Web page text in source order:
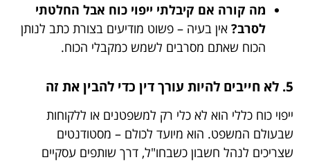
מה קורה אם קיבלתי ייפוי כוח אבל החלטתי
לסרב? אין בעיה – פשוט מודיעים בצורת כתב לנותן
הכוח שאתם מסרבים לשמש כמקבלי הכוח.
5. לא חייבים להיות עורך דין כדי להבין את זה
ייפוי כוח כללי הוא לא כלי רק למשפטנים או ללקוחות
שבעולם המשפט. הוא מיועד לכולם – מסטודנטים
שצריכים לנהל חשבון כשבחו"ל, דרך שותפים עסקיים